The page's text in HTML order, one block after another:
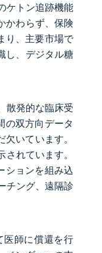
ケトン追跡機能
かわらず、保険
り、主要市場で
し、デジタル糖
散発的な臨床受
の双方向データ
いています。
れています。
ションを組み込
チング、遠隔診
医師に償還を行